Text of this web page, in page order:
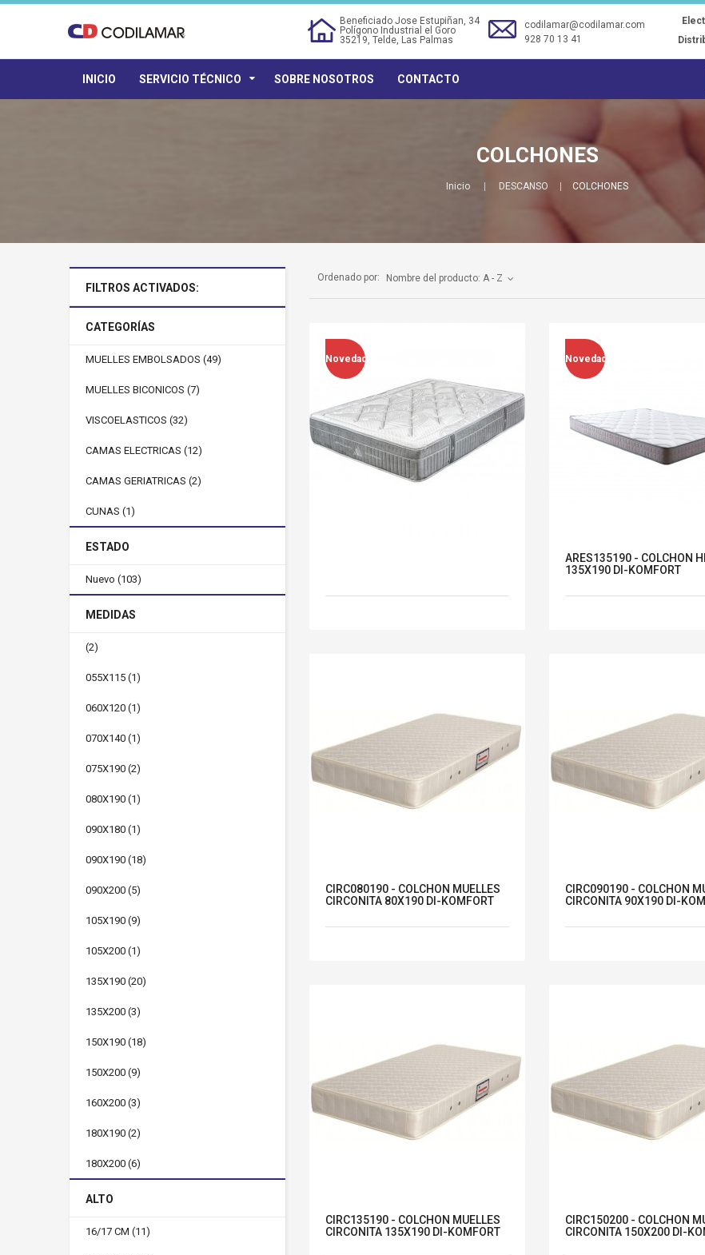
Beneficiado Jose Estupiñan, 34
Polígono Industrial el Goro
35219, Telde, Las Palmas
codilamar@codilamar.com
928 70 13 41
INICIO SERVICIO TÉCNICO SOBRE NOSOTROS CONTACTO
COLCHONES
Inicio DESCANSO COLCHONES
FILTROS ACTIVADOS:
CATEGORÍAS
MUELLES EMBOLSADOS (49)
MUELLES BICONICOS (7)
VISCOELASTICOS (32)
CAMAS ELECTRICAS (12)
CAMAS GERIATRICAS (2)
CUNAS (1)
ESTADO
Nuevo (103)
MEDIDAS
(2)
055X115 (1)
060X120 (1)
070X140 (1)
075X190 (2)
080X190 (1)
090X180 (1)
090X190 (18)
090X200 (5)
105X190 (9)
105X200 (1)
135X190 (20)
135X200 (3)
150X190 (18)
150X200 (9)
160X200 (3)
180X190 (2)
180X200 (6)
ALTO
16/17 CM (11)
Ordenado por: Nombre del producto: A - Z
Novedad Novedad
ARES135190 - COLCHON
135X190 DI-KOMFORT
CIRC080190 - COLCHON MUELLES
CIRCONITA 80X190 DI-KOMFORT
CIRC090190 - COLCHON
CIRCONITA 90X190 DI-
CIRC135190 - COLCHON MUELLES
CIRCONITA 135X190 DI-KOMFORT
CIRC150200 - COLCHON
CIRCONITA 150X200 DI-